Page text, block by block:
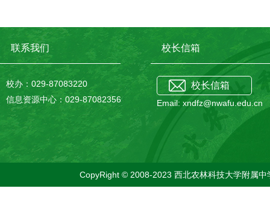
联系我们
校办：029-87083220
信息资源中心：029-87082356
校长信箱
校长信箱
Email: xndfz@nwafu.edu.cn
CopyRight © 2008-2023 西北农林科技大